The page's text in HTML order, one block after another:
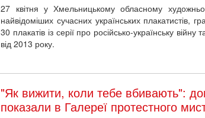
27 квітня у Хмельницькому обласному
найвідоміших сучасних українських плакатистів,
30 плакатів із серії про російсько-українську війну
від 2013 року.
"Як вижити, коли тебе вбивають":
показали в Галереї протестного